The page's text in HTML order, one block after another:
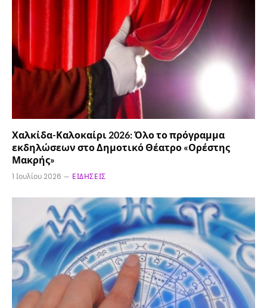
Χαλκίδα-Καλοκαίρι 2026: Όλο το πρόγραμμα
εκδηλώσεων στο Δημοτικό Θέατρο «Ορέστης
Μακρής»
1 Ιουλίου 2026 ΕΙΔΉΣΕΙΣ